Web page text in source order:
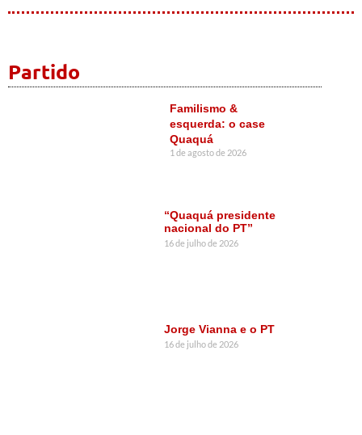
Partido
Familismo &
esquerda: o case
Quaquá
1 de agosto de 2026
“Quaquá presidente
nacional do PT”
16 de julho de 2026
Jorge Vianna e o PT
16 de julho de 2026